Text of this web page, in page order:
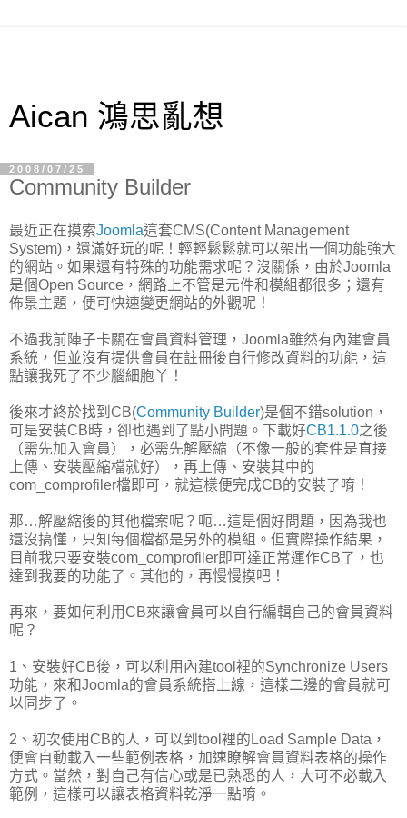
Aican 鴻思亂想
2008/07/25
Community Builder
最近正在摸索Joomla這套CMS(Content Management
System)，還滿好玩的呢！輕輕鬆鬆就可以架出一個功能強大
的網站。如果還有特殊的功能需求呢？沒關係，由於Joomla
是個Open Source，網路上不管是元件和模組都很多；還有
佈景主題，便可快速變更網站的外觀呢！
不過我前陣子卡關在會員資料管理，Joomla雖然有內建會員
系統，但並沒有提供會員在註冊後自行修改資料的功能，這
點讓我死了不少腦細胞丫！
後來才終於找到CB(Community Builder)是個不錯solution，
可是安裝CB時，卻也遇到了點小問題。下載好CB1.1.0之後
（需先加入會員），必需先解壓縮（不像一般的套件是直接
上傳、安裝壓縮檔就好），再上傳、安裝其中的
com_comprofiler檔即可，就這樣便完成CB的安裝了唷！
那…解壓縮後的其他檔案呢？呃…這是個好問題，因為我也
還沒搞懂，只知每個檔都是另外的模組。但實際操作結果，
目前我只要安裝com_comprofiler即可達正常運作CB了，也
達到我要的功能了。其他的，再慢慢摸吧！
再來，要如何利用CB來讓會員可以自行編輯自己的會員資料
呢？
1、安裝好CB後，可以利用內建tool裡的Synchronize Users
功能，來和Joomla的會員系統搭上線，這樣二邊的會員就可
以同步了。
2、初次使用CB的人，可以到tool裡的Load Sample Data，
便會自動載入一些範例表格，加速瞭解會員資料表格的操作
方式。當然，對自己有信心或是已熟悉的人，大可不必載入
範例，這樣可以讓表格資料乾淨一點唷。